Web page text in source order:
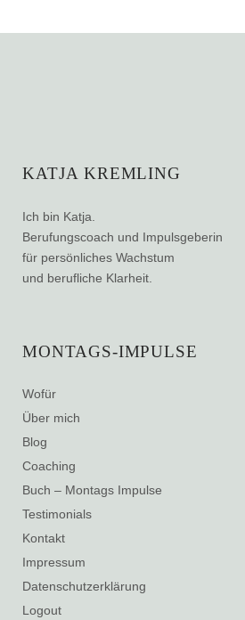
KATJA KREMLING
Ich bin Katja.
Berufungscoach und Impulsgeberin
für persönliches Wachstum
und berufliche Klarheit.
MONTAGS-IMPULSE
Wofür
Über mich
Blog
Coaching
Buch – Montags Impulse
Testimonials
Kontakt
Impressum
Datenschutzerklärung
Logout